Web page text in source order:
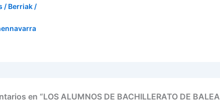
/ Berriak /
en “LOS ALUMNOS DE BACHILLERATO DE